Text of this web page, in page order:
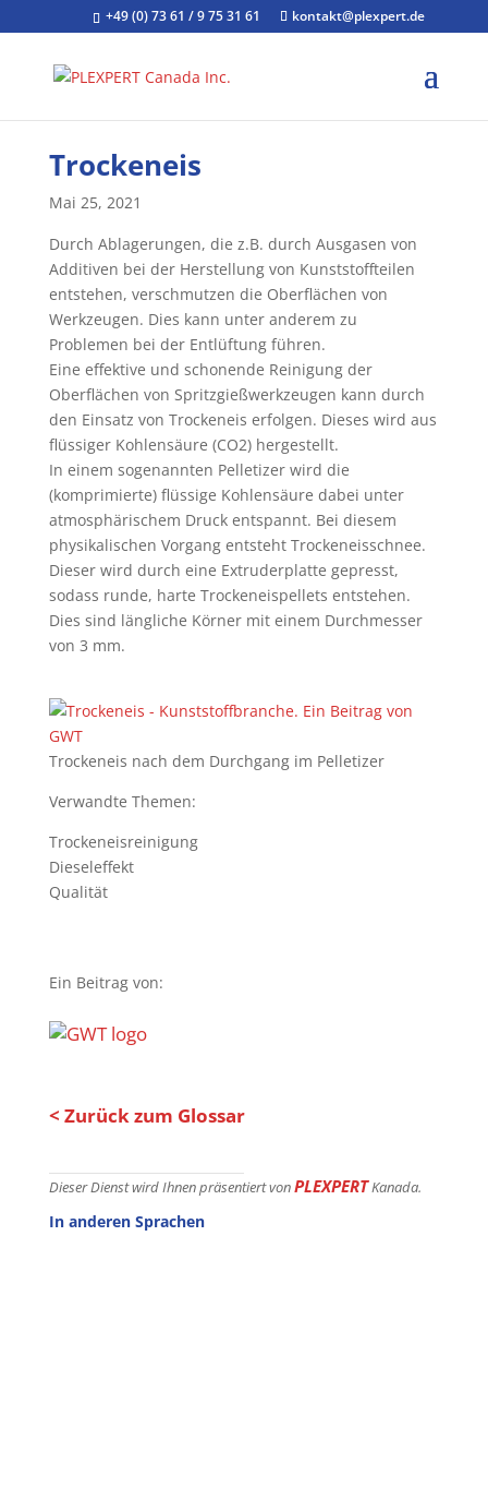
+49 (0) 73 61 / 9 75 31 61 kontakt@plexpert.de
Trockeneis
Mai 25, 2021
Durch Ablagerungen, die z.B. durch Ausgasen von
Additiven bei der Herstellung von Kunststoffteilen
entstehen, verschmutzen die Oberflächen von
Werkzeugen. Dies kann unter anderem zu
Problemen bei der Entlüftung führen.
Eine effektive und schonende Reinigung der
Oberflächen von Spritzgießwerkzeugen kann durch
den Einsatz von Trockeneis erfolgen. Dieses wird aus
flüssiger Kohlensäure (CO2) hergestellt.
In einem sogenannten Pelletizer wird die
(komprimierte) flüssige Kohlensäure dabei unter
atmosphärischem Druck entspannt. Bei diesem
physikalischen Vorgang entsteht Trockeneisschnee.
Dieser wird durch eine Extruderplatte gepresst,
sodass runde, harte Trockeneispellets entstehen.
Dies sind längliche Körner mit einem Durchmesser
von 3 mm.
Trockeneis nach dem Durchgang im Pelletizer
Verwandte Themen:
Trockeneisreinigung
Dieseleffekt
Qualität
Ein Beitrag von:
< Zurück zum Glossar
Dieser Dienst wird Ihnen präsentiert vonPLEXPERTKanada.
In anderen Sprachen